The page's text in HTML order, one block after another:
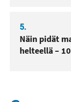
5.
Näin pidät
helteellä –